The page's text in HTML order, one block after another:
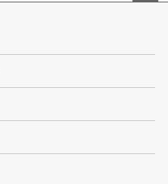
ップ